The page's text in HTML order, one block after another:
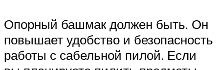
Опорный башмак должен быть. Он
повышает удобство и безопасность
работы с сабельной пилой. Если